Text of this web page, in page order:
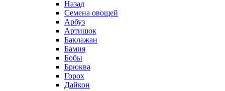
Назад
Семена овощей
Арбуз
Артишок
Баклажан
Бамия
Бобы
Брюква
Горох
Дайкон